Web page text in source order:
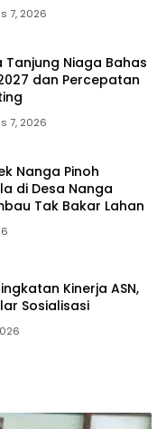
7, 2026
Tanjung Niaga Bahas
2027 dan Percepatan
7, 2026
Nanga Pinoh
di Desa Nanga
Tak Bakar Lahan
Kinerja ASN,
Sosialisasi